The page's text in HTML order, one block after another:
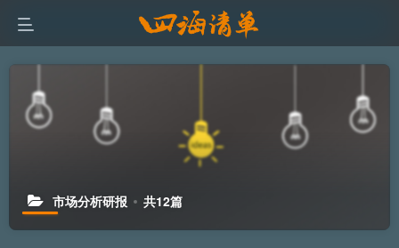
市场分析研报 共12篇